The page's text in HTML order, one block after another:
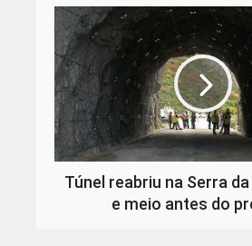
Túnel reabriu na Serra
e meio antes do